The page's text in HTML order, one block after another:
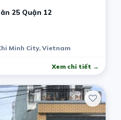
25 Quận 12
Minh City, Vietnam
Xem chi tiết →